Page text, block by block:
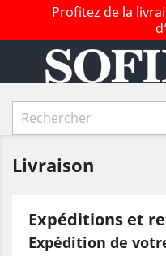
Profitez de la
Livraison
Expéditions et
Expédition de